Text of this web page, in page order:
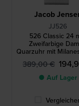
Jacob
JJ526
526 Classic 24
Zweifarbige
Quarzuhr mit
389,00 €
● Auf Lager